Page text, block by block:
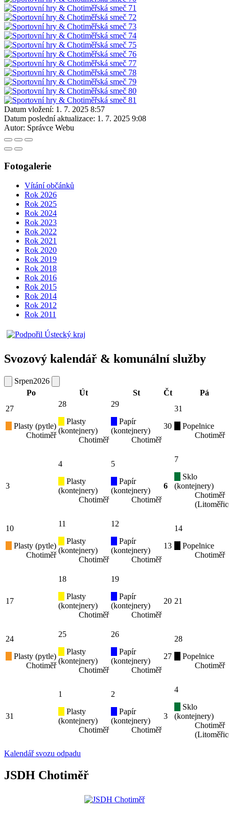
Datum vložení: 1. 7. 2025 8:57
Datum poslední aktualizace: 1. 7. 2025 9:08
Autor: Správce Webu
Fotogalerie
Vítání občánků
Rok 2026
Rok 2025
Rok 2024
Rok 2023
Rok 2022
Rok 2021
Rok 2020
Rok 2019
Rok 2018
Rok 2016
Rok 2015
Rok 2014
Rok 2012
Rok 2011
Svozový kalendář & komunální služby
Srpen2026
Po
Út St Čt
Pá
27
Plasty (pytle)
Chotiměř
28
Plasty
(kontejnery)
Chotiměř
29
Papír
(kontejnery)
Chotiměř
30
31
Popelnice
Chotiměř
3
4
Plasty
(kontejnery)
Chotiměř
5
Papír
(kontejnery)
Chotiměř
6
7
Sklo
(kontejnery)
Chotiměř
10
Plasty (pytle)
Chotiměř
11
Plasty
(kontejnery)
Chotiměř
12
Papír
(kontejnery)
Chotiměř
13
14
Popelnice
Chotiměř
17
18
Plasty
(kontejnery)
Chotiměř
19
Papír
(kontejnery)
Chotiměř
20 21
24
Plasty (pytle)
Chotiměř
25
Plasty
(kontejnery)
Chotiměř
26
Papír
(kontejnery)
Chotiměř
27
28
Popelnice
Chotiměř
31
1
Plasty
(kontejnery)
Chotiměř
2
Papír
(kontejnery)
Chotiměř
3
4
Sklo
(kontejnery)
Chotiměř
Kalendář svozu odpadu
JSDH Chotiměř